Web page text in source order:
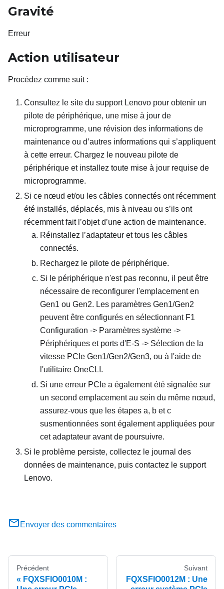
Gravité
Erreur
Action utilisateur
Procédez comme suit :
Consultez le site du support Lenovo pour obtenir un
pilote de périphérique, une mise à jour de
microprogramme, une révision des informations de
maintenance ou d’autres informations qui s’appliquent
à cette erreur. Chargez le nouveau pilote de
périphérique et installez toute mise à jour requise de
microprogramme.
Si ce nœud et/ou les câbles connectés ont récemment
été installés, déplacés, mis à niveau ou s’ils ont
récemment fait l’objet d’une action de maintenance.
Réinstallez l’adaptateur et tous les câbles
connectés.
Rechargez le pilote de périphérique.
Si le périphérique n'est pas reconnu, il peut être
nécessaire de reconfigurer l'emplacement en
Gen1 ou Gen2. Les paramètres Gen1/Gen2
peuvent être configurés en sélectionnant F1
Configuration -> Paramètres système ->
Périphériques et ports d'E-S -> Sélection de la
vitesse PCIe Gen1/Gen2/Gen3, ou à l'aide de
l'utilitaire OneCLI.
Si une erreur PCIe a également été signalée sur
un second emplacement au sein du même nœud,
assurez-vous que les étapes a, b et c
susmentionnées sont également appliquées pour
cet adaptateur avant de poursuivre.
Si le problème persiste, collectez le journal des
données de maintenance, puis contactez le support
Lenovo.
Envoyer des commentaires
Précédent
FQXSFIO0010M :
Suivant
FQXSFIO0012M : Une